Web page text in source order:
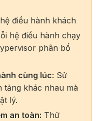
điều hành khách
hệ điều hành chạy
phân bổ
cùng lúc: Sử
tảng khác nhau mà
lý.
an toàn: Thử